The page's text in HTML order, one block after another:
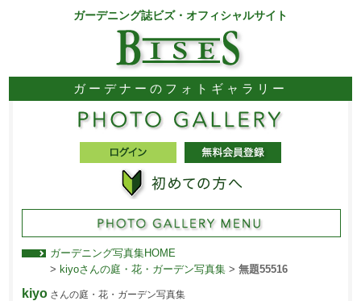
ガーデニング誌ビズ・オフィシャルサイト
ガーデナーのフォトギャラリー
ガーデニング写真集HOME
> kiyoさんの庭・花・ガーデン写真集> 無題55516
kiyoさんの庭・花・ガーデン写真集